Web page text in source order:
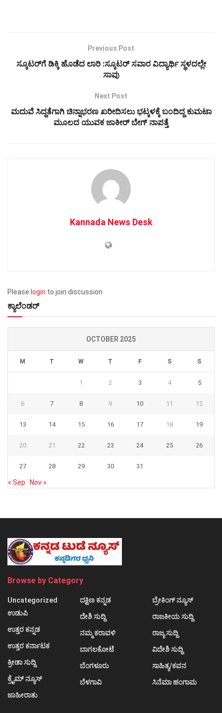
Previous Post
ಸ್ಕೂಟರ್‌ಗೆ ಡಿಕ್ಕಿ ಹೊಡೆದ ಲಾರಿ :ಸ್ಕೂಟರ್ ಸವಾರ ವಿದ್ಯಾರ್ಥಿ ಸ್ಥಳದಲ್ಲೇ
ಸಾವು
Next Post
ಮದುವೆ ಸಿದ್ದತೆಗಾಗಿ ಚಿನ್ನಾಭರಣ ಖರೀದಿಸಲು ಭಟ್ಕಳಕ್ಕೆ ಬಂದಿದ್ದ ಕುಮಟಾ
ಮೂಲದ ಯುವಕ ಜಾಕೀರ್ ಬೇಗ್ ನಾಪತ್ತೆ
Kannada News Desk
Please login to join discussion
ಕ್ಯಾಲೆಂಡರ್
OCTOBER 2025
M T W T F S S
1 2 3 4 5
6 7 8 9 10 11 12
13 14 15 16 17 18 19
20 21 22 23 24 25 26
27 28 29 30 31
« Sep Nov »
Browse by Category
Uncategorized
ಉಡುಪಿ
ಉತ್ತರ ಕನ್ನಡ
ಉತ್ತರ ಕರ್ನಾಟಕ
ಕ್ರೀಡಾ ಸುದ್ದಿ
ಕ್ರೈಮ್ ನ್ಯೂಸ್
ಜಾಹೀರಾತು
ದಕ್ಷಿಣ ಕನ್ನಡ
ದೇಶಿ ಸುದ್ದಿ
ನಮ್ಮ ಕರಾವಳಿ
ಬಾಗಲಕೋಟೆ
ಬೆಂಗಳೂರು
ಬೆಳಗಾವಿ
ಬ್ರೇಕಿಂಗ್ ನ್ಯೂಸ್
ರಾಜಕೀಯ ಸುದ್ದಿ
ರಾಜ್ಯ ಸುದ್ದಿ
ವಿದೇಶಿ ಸುದ್ದಿ
ಸಾಹಿತ್ಯ/ಕವನ
ಸಿನೆಮಾ ಹಂಗಾಮ